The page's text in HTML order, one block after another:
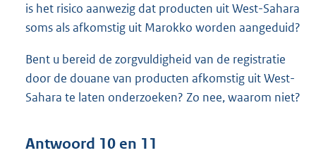
is het risico aanwezig dat producten uit West-Sahara
soms als afkomstig uit Marokko worden aangeduid?
Bent u bereid de zorgvuldigheid van de registratie
door de douane van producten afkomstig uit West-
Sahara te laten onderzoeken? Zo nee, waarom niet?
Antwoord 10 en 11